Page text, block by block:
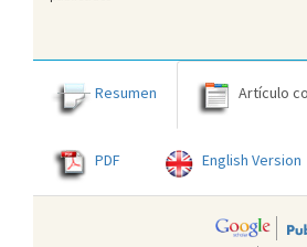
Resumen Artículo
PDF English Version